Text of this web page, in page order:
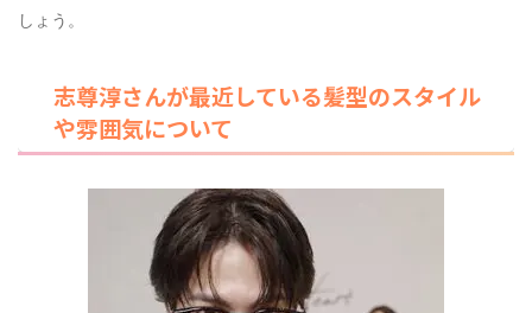
しょう。
志尊淳さんが最近している髪型のスタイル
や雰囲気について